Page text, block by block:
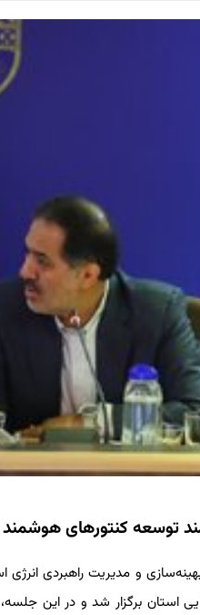
توسعه کنتورهای
و مدیریت راهبردی
استان برگزار شد و در این